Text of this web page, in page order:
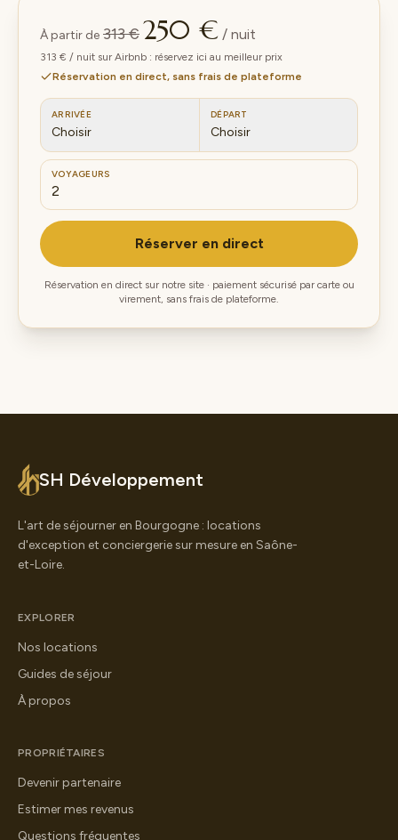
À partir de 313 €250 € / nuit
313 € / nuit sur Airbnb : réservez ici au meilleur prix
Réservation en direct, sans frais de plateforme
ARRIVÉE
Choisir
DÉPART
Choisir
VOYAGEURS
Réserver en direct
Réservation en direct sur notre site · paiement sécurisé par carte ou
virement, sans frais de plateforme.
SH Développement
L'art de séjourner en Bourgogne : locations
d'exception et conciergerie sur mesure en Saône-
et-Loire.
EXPLORER
Nos locations
Guides de séjour
À propos
PROPRIÉTAIRES
Devenir partenaire
Estimer mes revenus
Questions fréquentes